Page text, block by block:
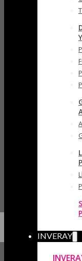
INVERAY